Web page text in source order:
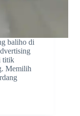
baliho di
titik
Memilih